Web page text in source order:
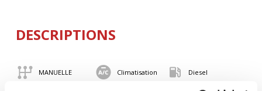
DESCRIPTIONS
MANUELLE Climatisation Diesel